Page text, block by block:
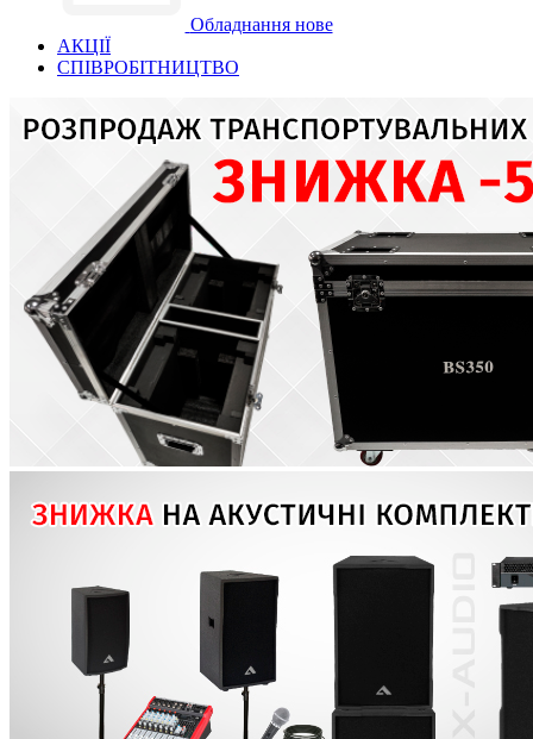
Обладнання нове
АКЦІЇ
СПІВРОБІТНИЦТВО